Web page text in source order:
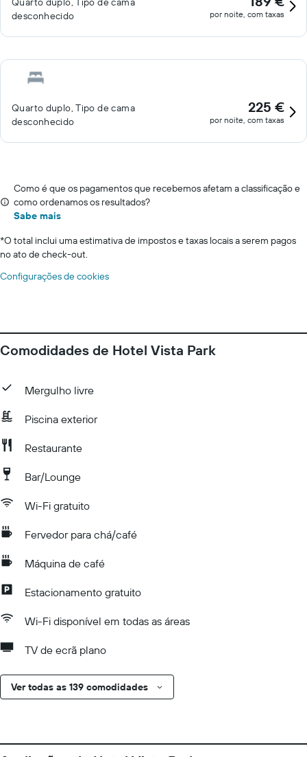
desconhecido
por noite, com taxas
Quarto duplo, Tipo de cama
desconhecido
225 €
por noite, com taxas
Como é que os pagamentos que recebemos afetam a classificação e
como ordenamos os resultados?
Sabe mais
*O total inclui uma estimativa de impostos e taxas locais a serem pagos
no ato de check-out.
Configurações de cookies
Comodidades de Hotel Vista Park
Mergulho livre
Piscina exterior
Restaurante
Bar/Lounge
Wi-Fi gratuito
Fervedor para chá/café
Máquina de café
Estacionamento gratuito
Wi-Fi disponível em todas as áreas
TV de ecrã plano
Ver todas as 139 comodidades